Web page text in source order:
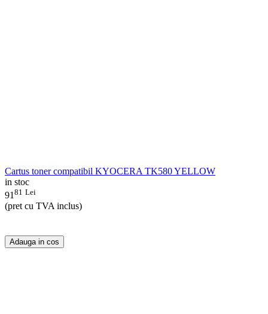
Cartus toner compatibil KYOCERA TK580 YELLOW
in stoc
91 81 Lei
(pret cu TVA inclus)
Adauga in cos